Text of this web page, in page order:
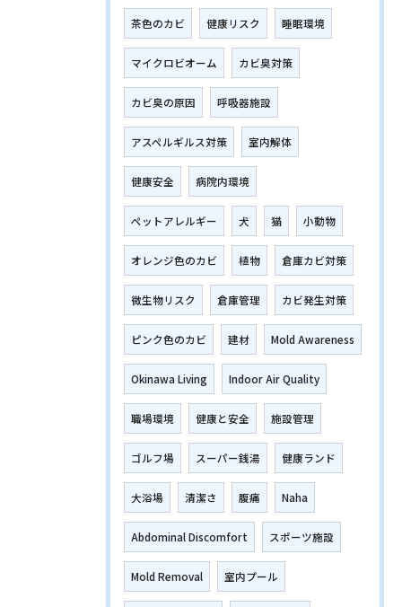
茶色のカビ 健康リスク 睡眠環境
マイクロビオーム カビ臭対策
カビ臭の原因 呼吸器施設
アスペルギルス対策 室内解体
健康安全 病院内環境
ペットアレルギー 犬 猫 小動物
オレンジ色のカビ 植物 倉庫カビ対策
微生物リスク 倉庫管理 カビ発生対策
ピンク色のカビ 建材 Mold Awareness
Okinawa Living Indoor Air Quality
職場環境 健康と安全 施設管理
ゴルフ場 スーパー銭湯 健康ランド
大浴場 清潔さ 腹痛 Naha
Abdominal Discomfort スポーツ施設
Mold Removal 室内プール